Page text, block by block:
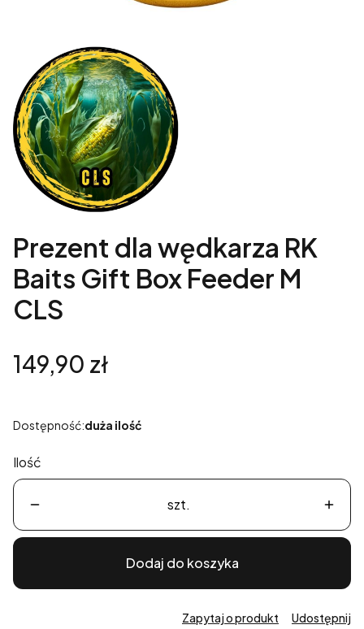
Prezent dla wędkarza RK
Baits Gift Box Feeder M
CLS
Cena
149,90 zł
Dostępność:duża ilość
Ilość
szt.
Dodaj do koszyka
Zapytaj o produkt Udostępnij